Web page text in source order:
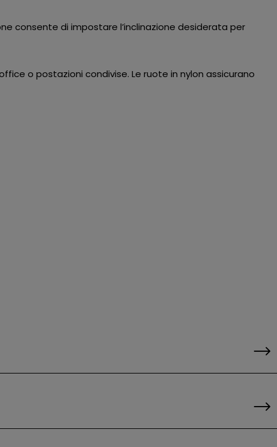
consente di impostare l’inclinazione desiderata per
o postazioni condivise. Le ruote in nylon assicurano